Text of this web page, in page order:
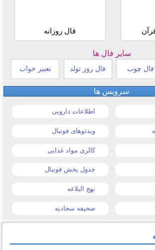
فال روزانه
سایر فال ها
فال چوب فال روز تولد تعبیر خواب
سرویس ها
اطلاعات دارویی
ویدئوهای فوتبال
کالری مواد غذایی
جدول پخش فوتبال
نهج البلاغه
صحیفه سجادیه